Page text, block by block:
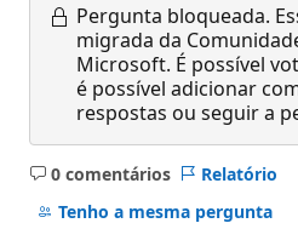
Pergunta bloqueada.
migrada da
Microsoft. É possível
é possível adicionar
respostas ou seguir a
0 comentários
Sem
comentários
Relatório
Tenho a mesma pergunta